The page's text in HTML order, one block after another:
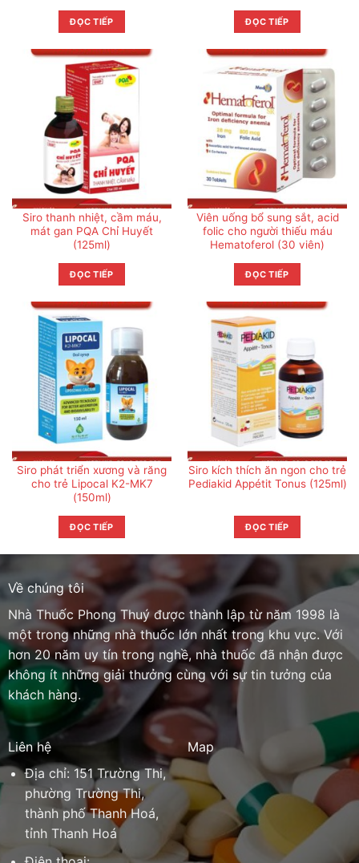
ĐỌC TIẾP ĐỌC TIẾP
Siro thanh nhiệt, cầm máu,
mát gan PQA Chỉ Huyết
(125ml)
ĐỌC TIẾP
Viên uống bổ sung sắt, acid
folic cho người thiếu máu
Hematoferol (30 viên)
ĐỌC TIẾP
Siro phát triển xương và răng
cho trẻ Lipocal K2-MK7
(150ml)
ĐỌC TIẾP
Siro kích thích ăn ngon cho trẻ
Pediakid Appétit Tonus (125ml)
ĐỌC TIẾP
Về chúng tôi
Nhà Thuốc Phong Thuý được thành lập từ năm 1998 là
một trong những nhà thuốc lớn nhất trong khu vực. Với
hơn 20 năm uy tín trong nghề, nhà thuốc đã nhận được
không ít những giải thưởng cùng với sự tin tưởng của
khách hàng.
Liên hệ
Địa chỉ: 151 Trường Thi,
phường Trường Thi,
thành phố Thanh Hoá,
tỉnh Thanh Hoá
Map